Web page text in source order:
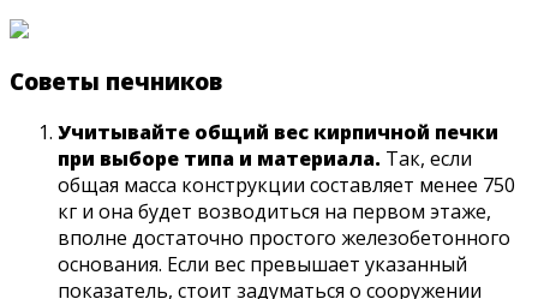
Советы печников
Учитывайте общий вес кирпичной печки
при выборе типа и материала. Так, если
общая масса конструкции составляет менее 750
кг и она будет возводиться на первом этаже,
вполне достаточно простого железобетонного
основания. Если вес превышает указанный
показатель, стоит задуматься о сооружении